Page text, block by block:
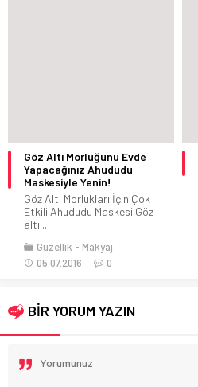
Göz Altı Morluğunu Evde
Yapacağınız Ahududu
Maskesiyle Yenin!
Göz Altı Morlukları İçin Çok
Etkili Ahududu Maskesi Göz
altı...
Güzellik
Makyaj
05.07.2016
0
BİR YORUM YAZIN